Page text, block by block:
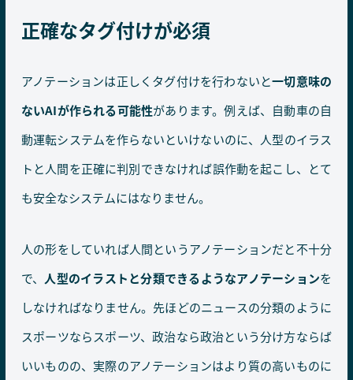
正確なタグ付けが必須
アノテーションは正しくタグ付けを行わないと一切意味の
ないAIが作られる可能性があります。例えば、自動車の自
動運転システムを作らないといけないのに、人型のイラス
トと人間を正確に判別できなければ誤作動を起こし、とて
も安全なシステムにはなりません。
人の形をしていれば人間というアノテーションだと不十分
で、 人型のイラストと分類できるようなアノテーションを
しなければなりません。先ほどのニュースの分類のように
スポーツならスポーツ、政治なら政治という分け方ならば
いいものの、実際のアノテーションはより質の高いものに